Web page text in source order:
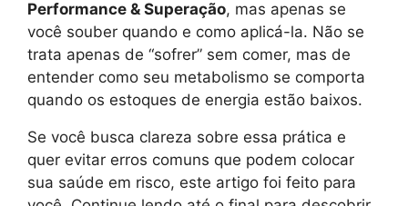
Performance & Superação, mas apenas se
você souber quando e como aplicá-la. Não se
trata apenas de “sofrer” sem comer, mas de
entender como seu metabolismo se comporta
quando os estoques de energia estão baixos.
Se você busca clareza sobre essa prática e
quer evitar erros comuns que podem colocar
sua saúde em risco, este artigo foi feito para